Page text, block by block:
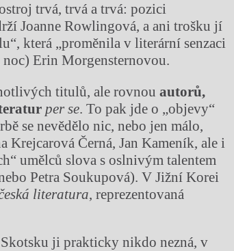
trvá, trvá a trvá: pozici
Joanne Rowlingová, a ani trošku jí
která „proměnila v literární senzaci
Erin Morgensternovou.
titulů, ale rovnouautorů,
per se. To pak jde o „objevy“
se nevědělo nic, nebo jen málo,
Krejcarová Černá, Jan Kameník, ale i
umělců slova s oslnivým talentem
Petra Soukupová). V Jižní Korei
eská literatura, reprezentovaná
ji prakticky nikdo nezná, v